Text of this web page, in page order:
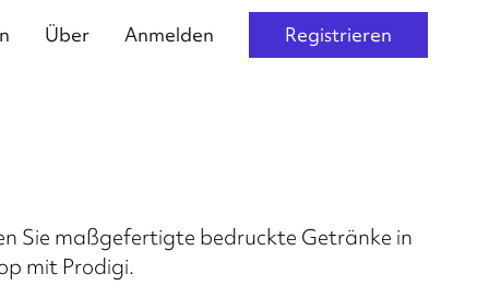
Über Anmelden Registrieren
Sie maßgefertigte bedruckte Getränke in
mit Prodigi.